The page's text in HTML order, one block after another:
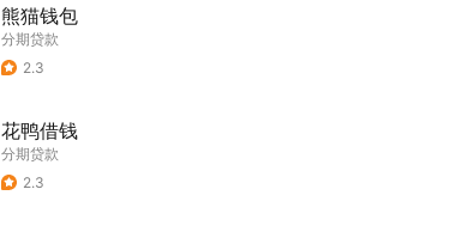
熊猫钱包
分期贷款
2.3
花鸭借钱
分期贷款
2.3